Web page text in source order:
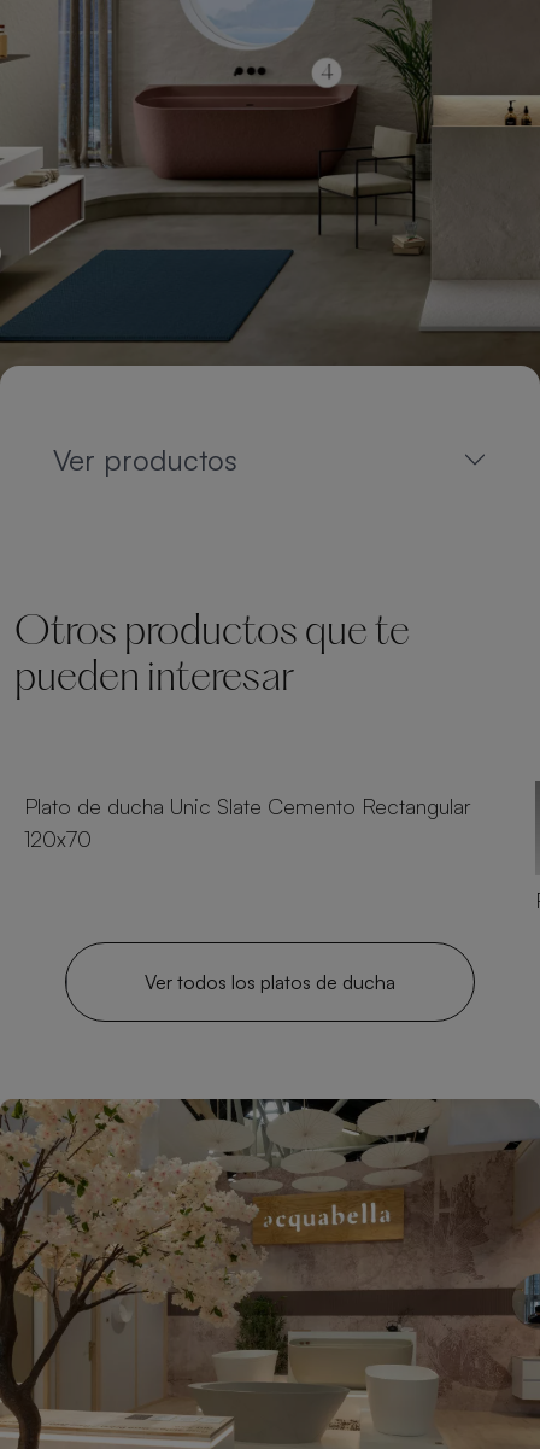
Ver productos
Otros productos que te
pueden interesar
Plato de ducha Unic Slate Cemento Rectangular
120x70
Ver todos los platos de ducha